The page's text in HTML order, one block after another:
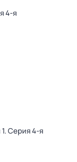
4-я
. Серия 4-я